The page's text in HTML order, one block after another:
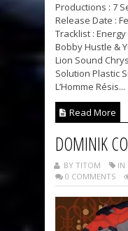
Productions : 7
Release Date :
Tracklist :
Bobby Hustle &
Lion Sound
Solution Plastic
L’Homme Résis...
Read More
DOMINIK
BY TITOM IN
0 COMMENTS